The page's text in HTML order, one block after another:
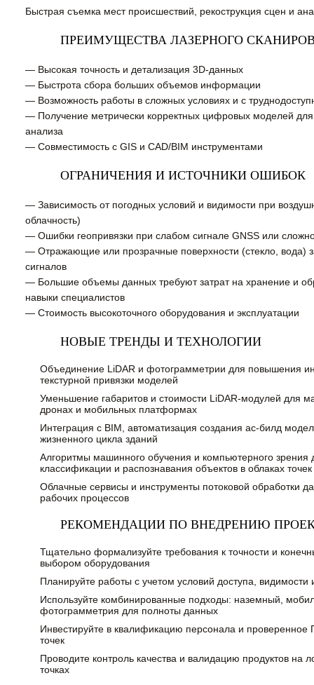
Быстрая съемка мест происшествий, рекострукция сцен и
ПРЕИМУЩЕСТВА ЛАЗЕРНОГО
— Высокая точность и детализация 3D-данных
— Быстрота сбора больших объемов информации
— Возможность работы в сложных условиях и с
— Получение метрически корректных цифровых моделей для
анализа
— Совместимость с GIS и CAD/BIM инструментами
ОГРАНИЧЕНИЯ И ИСТОЧНИКИ ОШИБОК
— Зависимость от погодных условий и видимости при
облачность)
— Ошибки геопривязки при слабом сигнале GNSS или
— Отражающие или прозрачные поверхности (стекло, вода)
сигналов
— Большие объемы данных требуют затрат на хранение и
навыки специалистов
— Стоимость высокоточного оборудования и эксплуатации
НОВЫЕ ТРЕНДЫ И ТЕХНОЛОГИИ
Объединение LiDAR и фотограмметрии для повышения
текстурной привязки моделей
Уменьшение габаритов и стоимости LiDAR-модулей для
дронах и мобильных платформах
Интеграция с BIM, автоматизация создания ас-билд
жизненного цикла зданий
Алгоритмы машинного обучения и компьютерного зрения
классификации и распознавания объектов в облаках точек
Облачные сервисы и инструменты потоковой обработки
рабочих процессов
РЕКОМЕНДАЦИИ ПО ВНЕДРЕНИЮ
Тщательно формализуйте требования к точности и
выбором оборудования
Планируйте работы с учетом условий доступа, видимости
Используйте комбинированные подходы: наземный,
фотограмметрия для полноты данных
Инвестируйте в квалификацию персонала и проверенное
точек
Проводите контроль качества и валидацию продуктов на
точках